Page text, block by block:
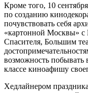
Кроме того, 10
по созданию
почувствовать себя
«картонной Москвы»
Спасителя, Большим
возможность побывать
классе киноафишу
Хедлайнером